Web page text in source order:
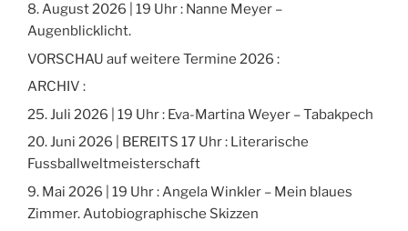
8. August 2026 | 19 Uhr : Nanne Meyer –
Augenblicklicht.
VORSCHAU auf weitere Termine 2026 :
ARCHIV :
25. Juli 2026 | 19 Uhr : Eva-Martina Weyer – Tabakpech
20. Juni 2026 | BEREITS 17 Uhr : Literarische
Fussballweltmeisterschaft
9. Mai 2026 | 19 Uhr : Angela Winkler – Mein blaues
Zimmer. Autobiographische Skizzen